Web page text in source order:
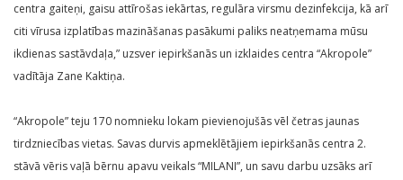
centra gaiteņi, gaisu attīrošas iekārtas, regulāra virsmu dezinfekcija, kā arī
citi vīrusa izplatības mazināšanas pasākumi paliks neatņemama mūsu
ikdienas sastāvdaļa,” uzsver iepirkšanās un izklaides centra “Akropole”
vadītāja Zane Kaktiņa.
“Akropole” teju 170 nomnieku lokam pievienojušās vēl četras jaunas
tirdzniecības vietas. Savas durvis apmeklētājiem iepirkšanās centra 2.
stāvā vēris vaļā bērnu apavu veikals “MILANI”, un savu darbu uzsāks arī